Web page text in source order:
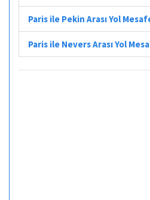
Paris ile Pekin Arası Yol
Paris ile Nevers Arası Yol